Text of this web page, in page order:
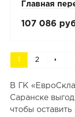
Главная
107 086
1 2
В ГК
Саранске
чтобы